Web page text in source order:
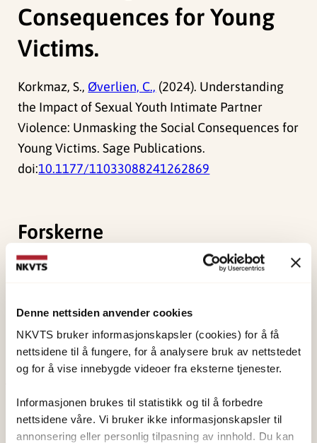
Denne nettsiden anvender cookies
NKVTS bruker informasjonskapsler (cookies) for å få
nettsidene til å fungere, for å analysere bruk av nettstedet
og for å vise innebygde videoer fra eksterne tjenester.
Informasjonen brukes til statistikk og til å forbedre
nettsidene våre. Vi bruker ikke informasjonskapsler til
annonsering eller personlig tilpasning av innhold. Du kan
Consequences for Young
Victims.
Korkmaz, S., Øverlien, C., (2024). Understanding
the Impact of Sexual Youth Intimate Partner
Violence: Unmasking the Social Consequences for
Young Victims. Sage Publications.
doi:10.1177/11033088241262869
Forskerne
Øverlien, Carolina
Vis profil
Publisert:19. mars 2026
Sist redigert:6. august 2026